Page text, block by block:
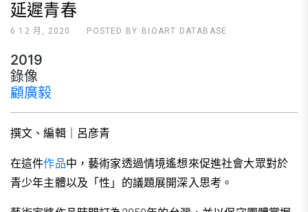
延遲青春
6 12 月, 2020 POSTED BY BIOART DATABASE
2019
錄像
顧廣毅
撰文、編輯｜呂彦青
在這件作品中，藝術家透過情境遙想來促進社會大眾對於
青少年主體以及「性」的議題展開深入思考。